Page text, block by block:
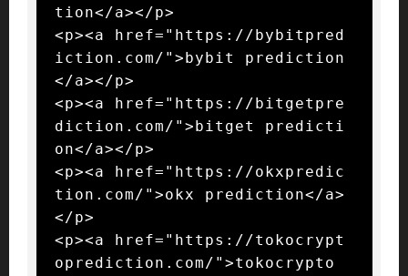
tion</a></p>
<p><a href="https://bybitpred
iction.com/">bybit prediction
</a></p>
<p><a href="https://bitgetpre
diction.com/">bitget predicti
on</a></p>
<p><a href="https://okxpredic
tion.com/">okx prediction</a>
</p>
<p><a href="https://tokocrypt
oprediction.com/">tokocrypto